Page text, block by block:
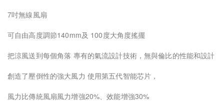
7吋無線風扇
可自由高度調節140mm及 100度大角度搖擺
把涼風送到每個角落 專有的氣流設計技術，無與倫比的性能和設計
創造了壓倒性的強大風力 使用第五代智能芯片，
風力比傳統風扇風力增強20%、效能增強30%